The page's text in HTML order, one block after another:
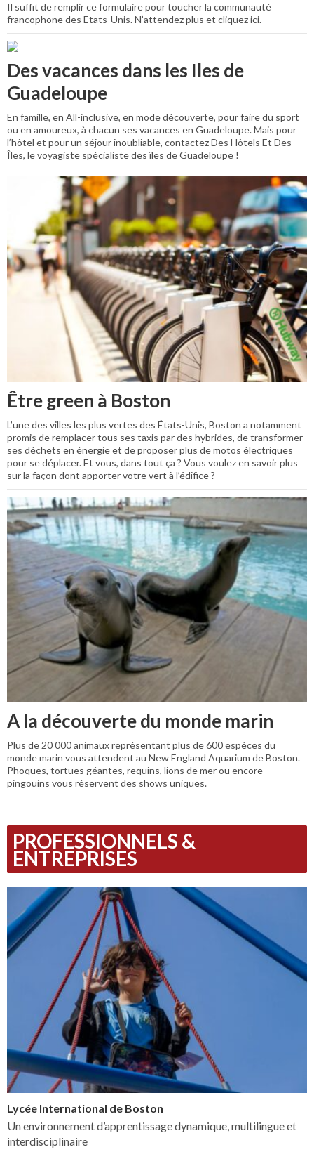
Il suffit de remplir ce formulaire pour toucher la communauté
francophone des Etats-Unis. N’attendez plus et cliquez ici.
Des vacances dans les Iles de
Guadeloupe
En famille, en All-inclusive, en mode découverte, pour faire du sport
ou en amoureux, à chacun ses vacances en Guadeloupe. Mais pour
l’hôtel et pour un séjour inoubliable, contactez Des Hôtels Et Des
Îles, le voyagiste spécialiste des îles de Guadeloupe !
Être green à Boston
L’une des villes les plus vertes des États-Unis, Boston a notamment
promis de remplacer tous ses taxis par des hybrides, de transformer
ses déchets en énergie et de proposer plus de motos électriques
pour se déplacer. Et vous, dans tout ça ? Vous voulez en savoir plus
sur la façon dont apporter votre vert à l’édifice ?
A la découverte du monde marin
Plus de 20 000 animaux représentant plus de 600 espèces du
monde marin vous attendent au New England Aquarium de Boston.
Phoques, tortues géantes, requins, lions de mer ou encore
pingouins vous réservent des shows uniques.
PROFESSIONNELS &
ENTREPRISES
Lycée International de Boston
Un environnement d’apprentissage dynamique, multilingue et
interdisciplinaire